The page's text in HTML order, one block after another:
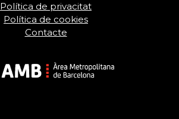
Política de privacitat
Política de cookies
Contacte